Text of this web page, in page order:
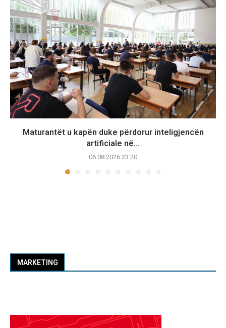
Maturantët u kapën duke përdorur inteligjencën
artificiale në...
06.08.2026 23:20
MARKETING